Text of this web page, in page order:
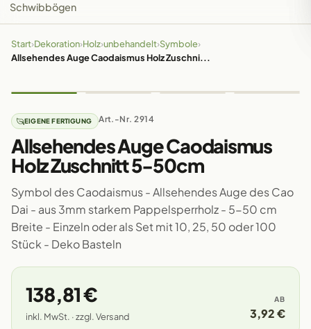
Schwibbögen
Start›Dekoration›Holz›unbehandelt›Symbole›
Allsehendes Auge Caodaismus Holz Zuschni...
EIGENE FERTIGUNG Art.-Nr. 2914
Allsehendes Auge Caodaismus
Holz Zuschnitt 5-50cm
Symbol des Caodaismus - Allsehendes Auge des Cao
Dai - aus 3mm starkem Pappelsperrholz - 5-50 cm
Breite - Einzeln oder als Set mit 10, 25, 50 oder 100
Stück - Deko Basteln
138,81 €
inkl. MwSt. · zzgl. Versand
AB
3,92 €